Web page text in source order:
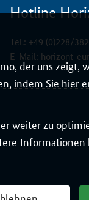
der uns zeigt,
indem Sie hier
weiter zu
Hotline
Tel.: +49 (0)228/
E-Mail: horizont-